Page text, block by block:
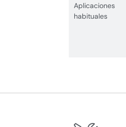
Aplicaciones
habituales